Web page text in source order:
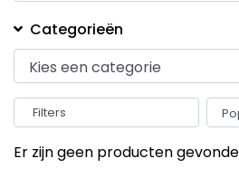
Categorieën
Filters
Er zijn geen producten